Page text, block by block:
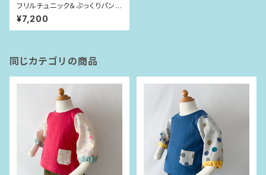
フリルチュニック＆ぷっくりパン
ツ ピンクドット（80-90size）
¥7,200
同じカテゴリの商品